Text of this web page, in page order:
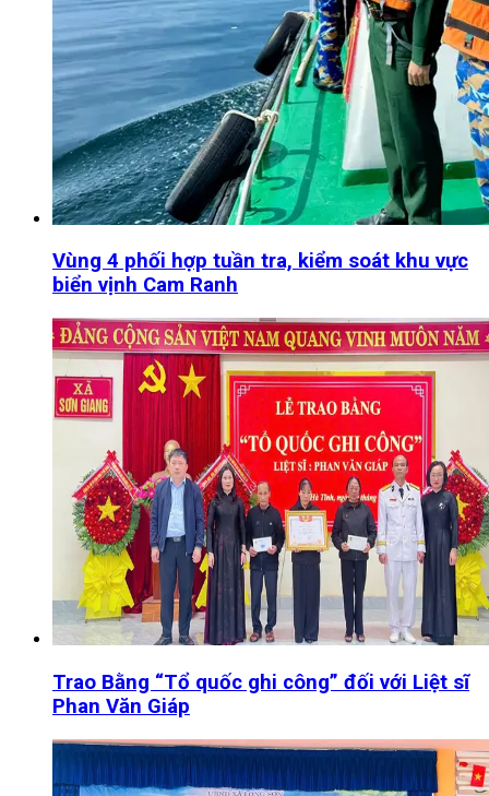
Vùng 4 phối hợp tuần tra, kiểm soát khu vực
biển vịnh Cam Ranh
Trao Bằng “Tổ quốc ghi công” đối với Liệt sĩ
Phan Văn Giáp